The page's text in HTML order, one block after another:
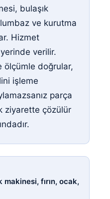
bulaşık
ve kurutma
Hizmet
verilir.
ölçümle doğrular,
işleme
parça
ziyarette çözülür
makinesi, fırın, ocak,